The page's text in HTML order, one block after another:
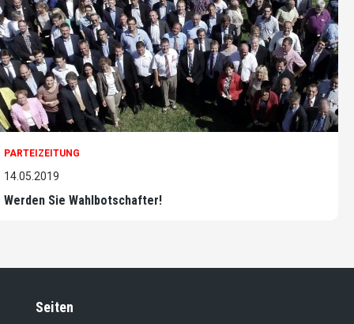
PARTEIZEITUNG
14.05.2019
Werden Sie Wahlbotschafter!
Seiten